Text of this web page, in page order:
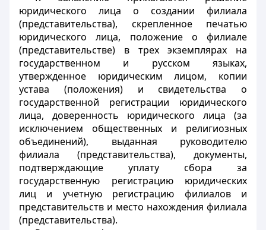
юридического лица о создании филиала
(представительства), скрепленное печатью
юридического лица, положение о филиале
(представительстве) в трех экземплярах на
государственном и русском языках,
утвержденное юридическим лицом, копии
устава (положения) и свидетельства о
государственной регистрации юридического
лица, доверенность юридического лица (за
исключением общественных и религиозных
объединений), выданная руководителю
филиала (представительства), документы,
подтверждающие уплату сбора за
государственную регистрацию юридических
лиц и учетную регистрацию филиалов и
представительств и место нахождения филиала
(представительства).